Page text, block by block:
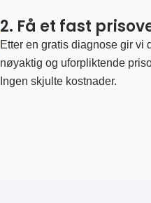
2. Få et fast
Etter en gratis diagnose gir vi
nøyaktig og uforpliktende
Ingen skjulte kostnader.